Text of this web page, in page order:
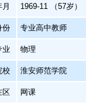
月 1969-11 （57岁）
份 专业高中教师
业 物理
校 淮安师范学院
区 网课